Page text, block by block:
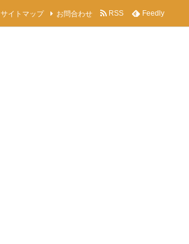
サイトマップ お問合わせ RSS Feedly